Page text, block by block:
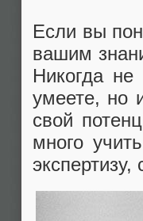
Если вы
вашим
Никогда
умеете, но
свой
много